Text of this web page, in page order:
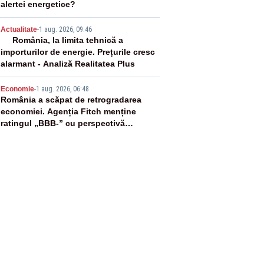
alertei energetice?
Actualitate-1 aug. 2026, 09:46
România, la limita tehnică a
importurilor de energie. Prețurile cresc
alarmant - Analiză Realitatea Plus
Economie-1 aug. 2026, 06:48
România a scăpat de retrogradarea
economiei. Agenția Fitch menține
ratingul „BBB-” cu perspectivă